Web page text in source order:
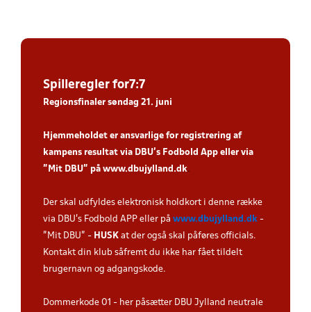
Spilleregler for7:7
Regionsfinaler søndag 21. juni
Hjemmeholdet er ansvarlige for registrering af
kampens resultat via DBU’s Fodbold App eller via
”Mit DBU” på www.dbujylland.dk.
Der skal udfyldes elektronisk holdkort i denne række
via DBU's Fodbold APP eller på www.dbujylland.dk -
"Mit DBU" - HUSK at der også skal påføres officials.
Kontakt din klub såfremt du ikke har fået tildelt
brugernavn og adgangskode.
Dommerkode 01 - her påsætter DBU Jylland neutrale